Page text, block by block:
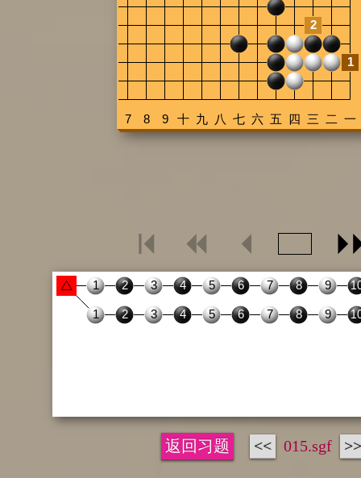
返回习题 << 015.sgf >>